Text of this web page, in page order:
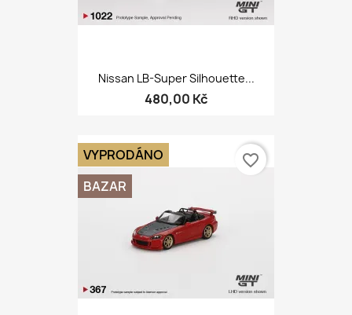
Nissan LB-Super Silhouette...
480,00 Kč
VYPRODÁNO
BAZAR
favorite_border